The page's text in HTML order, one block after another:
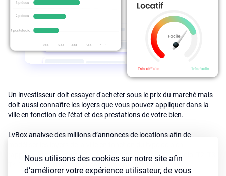
Nous utilisons des cookies sur notre site afin
d’améliorer votre expérience utilisateur, de vous
Un investisseur doit essayer d'acheter sous le prix du marché mais
doit aussi connaître les loyers que vous pouvez appliquer dans la
ville en fonction de l’état et des prestations de votre bien.
LyBox analyse des millions d’annonces de locations afin de
(appartement ou maison) mais aussi de la typologie (studio, T2, T3,